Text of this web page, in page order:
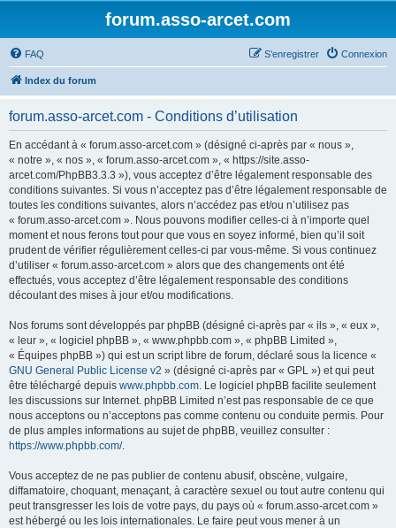
forum.asso-arcet.com
FAQ Connexion
S’enregistrer
Index du forum
forum.asso-arcet.com - Conditions d’utilisation
En accédant à « forum.asso-arcet.com » (désigné ci-après par « nous »,
« notre », « nos », « forum.asso-arcet.com », « https://site.asso-
arcet.com/PhpBB3.3.3 »), vous acceptez d’être légalement responsable des
conditions suivantes. Si vous n’acceptez pas d’être légalement responsable de
toutes les conditions suivantes, alors n’accédez pas et/ou n’utilisez pas
« forum.asso-arcet.com ». Nous pouvons modifier celles-ci à n’importe quel
moment et nous ferons tout pour que vous en soyez informé, bien qu’il soit
prudent de vérifier régulièrement celles-ci par vous-même. Si vous continuez
d’utiliser « forum.asso-arcet.com » alors que des changements ont été
effectués, vous acceptez d’être légalement responsable des conditions
découlant des mises à jour et/ou modifications.
Nos forums sont développés par phpBB (désigné ci-après par « ils », « eux »,
« leur », « logiciel phpBB », « www.phpbb.com », « phpBB Limited »,
« Équipes phpBB ») qui est un script libre de forum, déclaré sous la licence «
GNU General Public License v2 » (désigné ci-après par « GPL ») et qui peut
être téléchargé depuis www.phpbb.com. Le logiciel phpBB facilite seulement
les discussions sur Internet. phpBB Limited n’est pas responsable de ce que
nous acceptons ou n’acceptons pas comme contenu ou conduite permis. Pour
de plus amples informations au sujet de phpBB, veuillez consulter :
https://www.phpbb.com/.
Vous acceptez de ne pas publier de contenu abusif, obscène, vulgaire,
diffamatoire, choquant, menaçant, à caractère sexuel ou tout autre contenu qui
peut transgresser les lois de votre pays, du pays où « forum.asso-arcet.com »
est hébergé ou les lois internationales. Le faire peut vous mener à un